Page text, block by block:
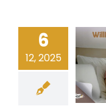
6
12, 2025